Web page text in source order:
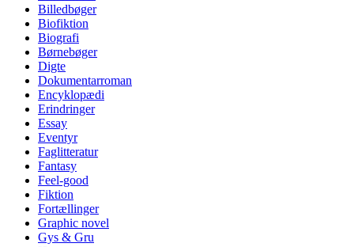
Billedbøger
Biofiktion
Biografi
Børnebøger
Digte
Dokumentarroman
Encyklopædi
Erindringer
Essay
Eventyr
Faglitteratur
Fantasy
Feel-good
Fiktion
Fortællinger
Graphic novel
Gys & Gru